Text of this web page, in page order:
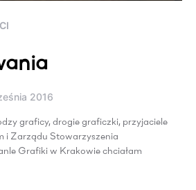
2016
graficy, drogie graficzki, przyjaciele
i Zarządu Stowarzyszenia
Grafiki w Krakowie chciałam